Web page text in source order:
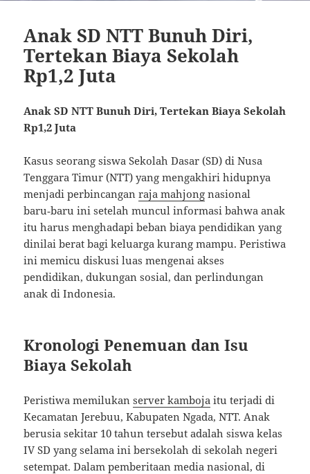
Anak SD NTT Bunuh Diri,
Tertekan Biaya Sekolah
Rp1,2 Juta
Anak SD NTT Bunuh Diri, Tertekan Biaya Sekolah
Rp1,2 Juta
Kasus seorang siswa Sekolah Dasar (SD) di Nusa
Tenggara Timur (NTT) yang mengakhiri hidupnya
menjadi perbincanganraja mahjong nasional
baru‑baru ini setelah muncul informasi bahwa anak
itu harus menghadapi beban biaya pendidikan yang
dinilai berat bagi keluarga kurang mampu. Peristiwa
ini memicu diskusi luas mengenai akses
pendidikan, dukungan sosial, dan perlindungan
anak di Indonesia.
Kronologi Penemuan dan Isu
Biaya Sekolah
Peristiwa memilukanserver kamboja itu terjadi di
Kecamatan Jerebuu, Kabupaten Ngada, NTT. Anak
berusia sekitar 10 tahun tersebut adalah siswa kelas
IV SD yang selama ini bersekolah di sekolah negeri
setempat. Dalam pemberitaan media nasional, di